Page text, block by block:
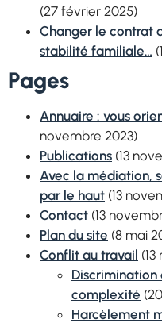
(27 février 2025)
Changer le contrat
stabilité familiale…
Pages
Annuaire : vous
novembre 2023)
Publications (13
Avec la médiation,
par le haut (13
Contact (13
Plan du site (8 mai
Conflit au travail
Discrimination
complexité
Harcèlement